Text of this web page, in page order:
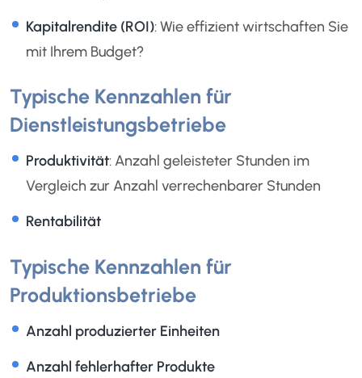
Kapitalrendite (ROI): Wie effizient wirtschaften Sie
mit Ihrem Budget?
Typische Kennzahlen für
Dienstleistungsbetriebe
Produktivität: Anzahl geleisteter Stunden im
Vergleich zur Anzahl verrechenbarer Stunden
Rentabilität
Typische Kennzahlen für
Produktionsbetriebe
Anzahl produzierter Einheiten
Anzahl fehlerhafter Produkte